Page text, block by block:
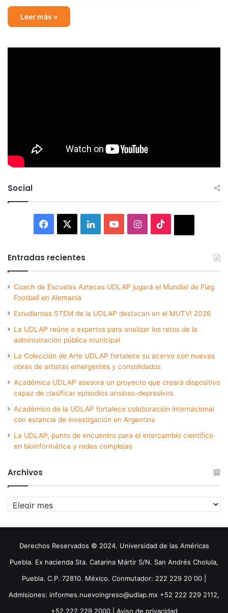
Leer más »
Social
Facebook LinkedInYouTubeInstagram
Entradas recientes
Coach de Escuelas Aztecas UDLAP jugará el Mundial de Flag
Football en Alemania
Estudiantes STEM de la UDLAP destacan en el MUTVI 2026
La UDLAP reúne a expertos para analizar los retos de la
administración pública municipal
La Colección de Arte UDLAP fortalece su acervo con nuevas
obras de artistas emergentes y consolidados
Académica UDLAP asesora un proyecto que creará dispositivo
capaz de clasificar episodios ansioso-depresivos
Académico de la UDLAP fortalece colaboración internacional
con estancia de investigación en Argentina
La UDLAP, punto de encuentro para el intercambio científico
en bioinformática y redes complejas
Archivos
Archivos
Derechos Reservados © 2024. Universidad de las Américas
Puebla. Ex hacienda Sta. Catarina Mártir S/N. San Andrés Cholula,
Puebla. C.P. 72810. México. Conmutador: 222 229 20 00 |
Admisiones: informes.nuevoingreso@udlap.mx +52 222 229 2112,
+52 222 229 2000 | Aviso de privacidad